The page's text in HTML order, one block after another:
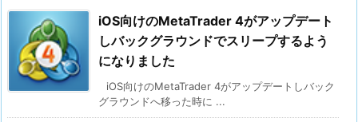
iOS向けのMetaTrader 4がアップデート
しバックグラウンドでスリープするよう
になりました
iOS向けのMetaTrader 4がアップデートしバック
グラウンドへ移った時に ...